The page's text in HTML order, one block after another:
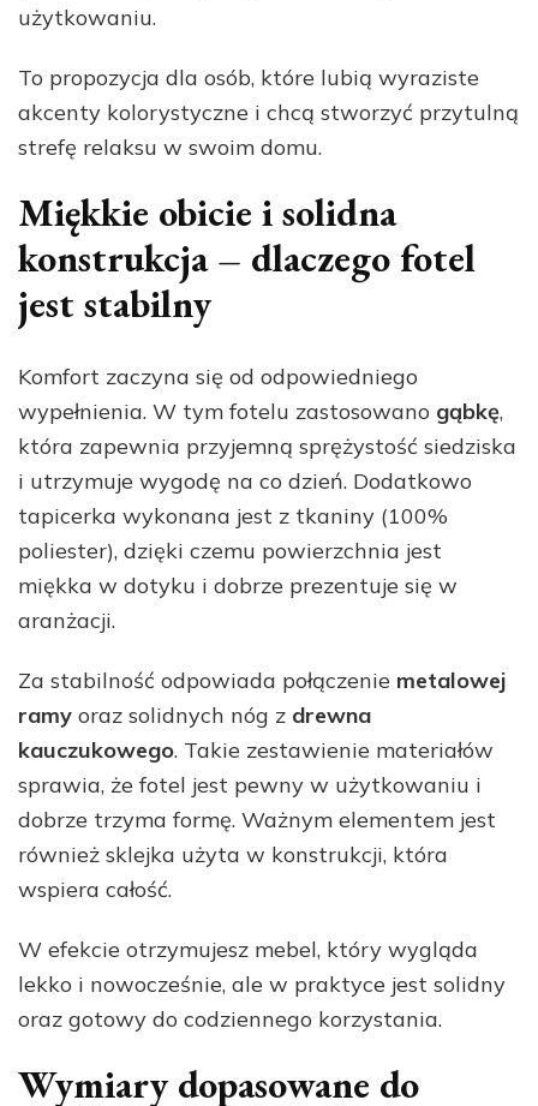
użytkowaniu.
To propozycja dla osób, które lubią wyraziste
akcenty kolorystyczne i chcą stworzyć przytulną
strefę relaksu w swoim domu.
Miękkie obicie i solidna
konstrukcja – dlaczego fotel
jest stabilny
Komfort zaczyna się od odpowiedniego
wypełnienia. W tym fotelu zastosowano gąbkę,
która zapewnia przyjemną sprężystość siedziska
i utrzymuje wygodę na co dzień. Dodatkowo
tapicerka wykonana jest z tkaniny (100%
poliester), dzięki czemu powierzchnia jest
miękka w dotyku i dobrze prezentuje się w
aranżacji.
Za stabilność odpowiada połączenie metalowej
ramy oraz solidnych nóg z drewna
kauczukowego. Takie zestawienie materiałów
sprawia, że fotel jest pewny w użytkowaniu i
dobrze trzyma formę. Ważnym elementem jest
również sklejka użyta w konstrukcji, która
wspiera całość.
W efekcie otrzymujesz mebel, który wygląda
lekko i nowocześnie, ale w praktyce jest solidny
oraz gotowy do codziennego korzystania.
Wymiary dopasowane do